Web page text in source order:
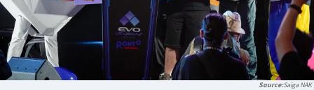
Saiga NAK